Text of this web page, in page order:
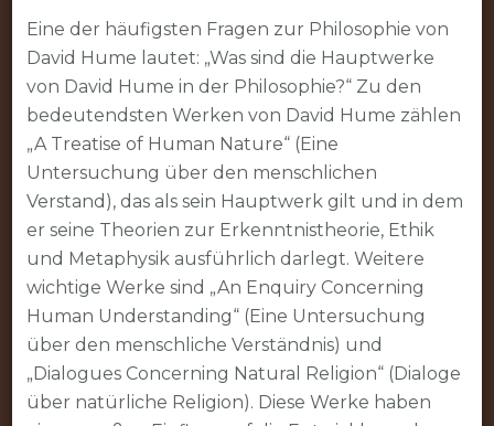
Eine der häufigsten Fragen zur Philosophie von
David Hume lautet: „Was sind die Hauptwerke
von David Hume in der Philosophie?“ Zu den
bedeutendsten Werken von David Hume zählen
„A Treatise of Human Nature“ (Eine
Untersuchung über den menschlichen
Verstand), das als sein Hauptwerk gilt und in dem
er seine Theorien zur Erkenntnistheorie, Ethik
und Metaphysik ausführlich darlegt. Weitere
wichtige Werke sind „An Enquiry Concerning
Human Understanding“ (Eine Untersuchung
über den menschliche Verständnis) und
„Dialogues Concerning Natural Religion“ (Dialoge
über natürliche Religion). Diese Werke haben